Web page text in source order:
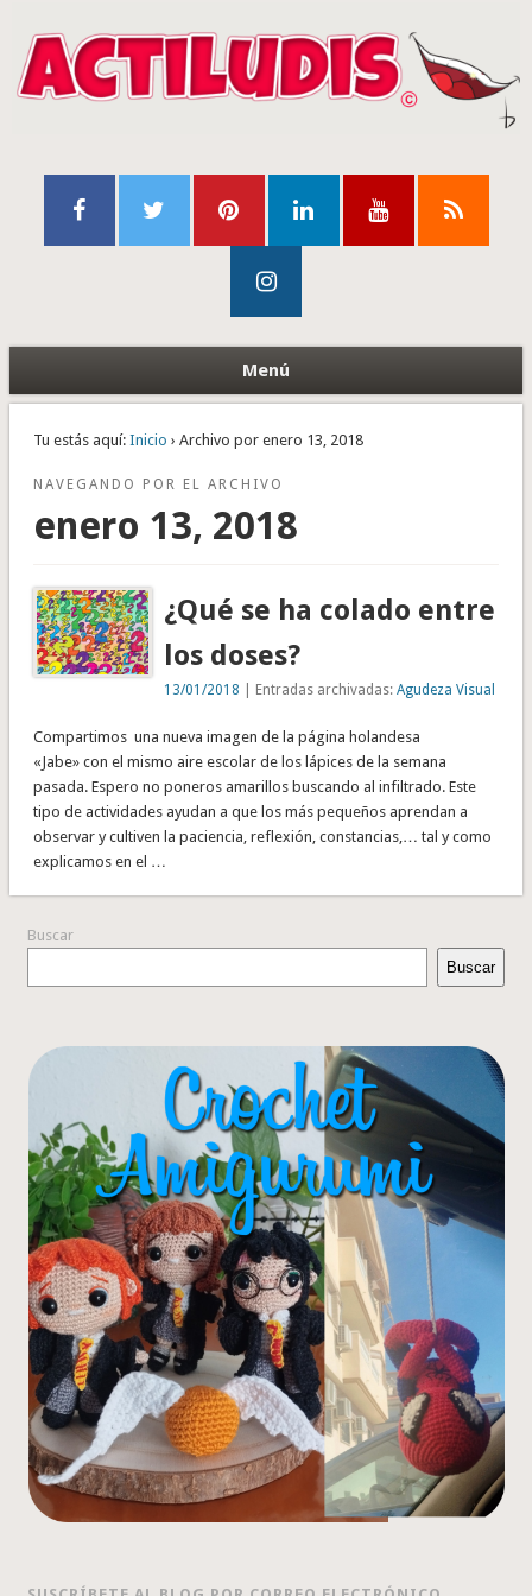
Menú
Tu estás aquí: Inicio › Archivo por enero 13, 2018
NAVEGANDO POR EL ARCHIVO
enero 13, 2018
¿Qué se ha colado entre
los doses?
13/01/2018 | Entradas archivadas:Agudeza Visual
Compartimos una nueva imagen de la página holandesa
«Jabe» con el mismo aire escolar de los lápices de la semana
pasada. Espero no poneros amarillos buscando al infiltrado. Este
tipo de actividades ayudan a que los más pequeños aprendan a
observar y cultiven la paciencia, reflexión, constancias,… tal y como
explicamos en el …
Buscar
Buscar